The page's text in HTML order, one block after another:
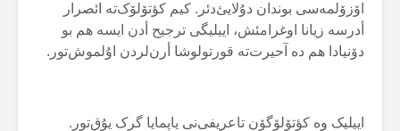
اۆزۆلمەسی بوندان دۇلایئ‌دئر. کیم کؤتۆلۆک‌تە ائصرار
أدرسە زیانا اوغرامئش، اییلیگی ترجیح أدن ایسە هم بو
دۆنیادا هم دە آحیرت‌تە قورتولوشا أرن‌لردن اۇلموش‌تور.
اییلیک وە کؤتۆلۆگۆن تاعریفی‌نی یاپمایا گرک یۇق‌تور.